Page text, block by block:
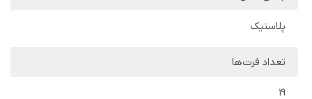
پلاستیک
تعداد فرت‌ها
19